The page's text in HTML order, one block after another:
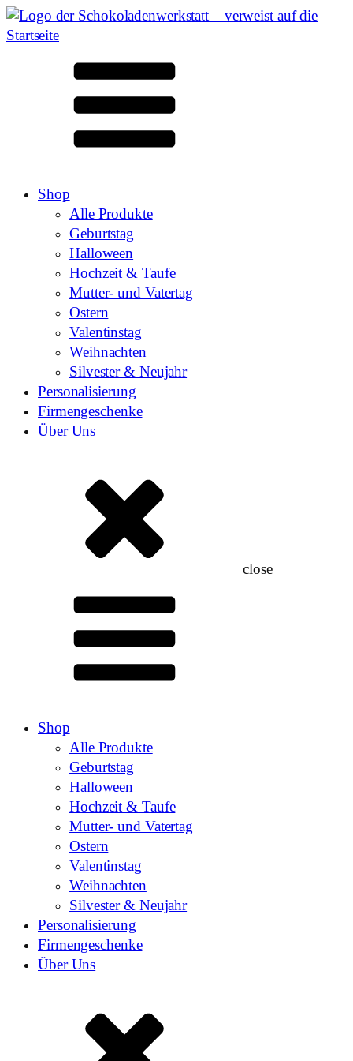
Shop
Alle Produkte
Geburtstag
Halloween
Hochzeit & Taufe
Mutter- und Vatertag
Ostern
Valentinstag
Weihnachten
Silvester & Neujahr
Personalisierung
Firmengeschenke
Über Uns
close
Shop
Alle Produkte
Geburtstag
Halloween
Hochzeit & Taufe
Mutter- und Vatertag
Ostern
Valentinstag
Weihnachten
Silvester & Neujahr
Personalisierung
Firmengeschenke
Über Uns